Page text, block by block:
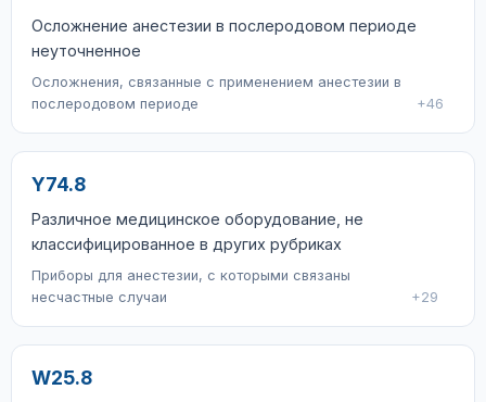
Осложнение анестезии в послеродовом периоде
неуточненное
Осложнения, связанные с применением анестезии в
послеродовом периоде
+46
Y74.8
Различное медицинское оборудование, не
классифицированное в других рубриках
Приборы для анестезии, с которыми связаны
несчастные случаи
+29
W25.8